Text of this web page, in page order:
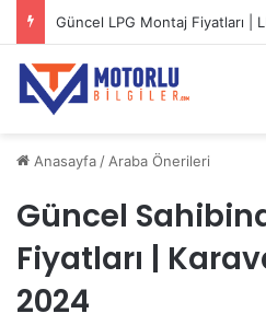
Güncel LPG Montaj Fiyatları |
Anasayfa / Araba Önerileri
Güncel
Fiyatları |
2024